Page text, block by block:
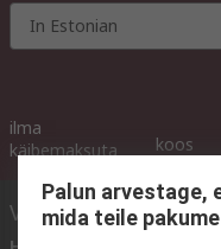
In Estonian
ilma
käibemaksuta
koos
Võtke meiega
Palun arvestage,
mida teile pakume